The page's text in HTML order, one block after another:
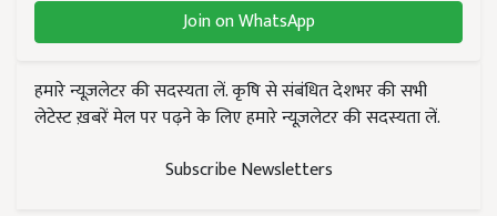
Join on WhatsApp
हमारे न्यूज़लेटर की सदस्यता लें. कृषि से संबंधित देशभर की सभी
लेटेस्ट ख़बरें मेल पर पढ़ने के लिए हमारे न्यूज़लेटर की सदस्यता लें.
Subscribe Newsletters